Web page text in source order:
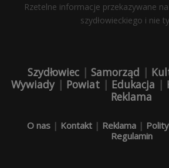
Rzetelne informacje przekazywane
szydłowieckiego i nie
Szydłowiec | Samorząd |
Wywiady| Powiat | Edukacja |
Reklama
O nas| Kontakt| Reklama|
Regulamin